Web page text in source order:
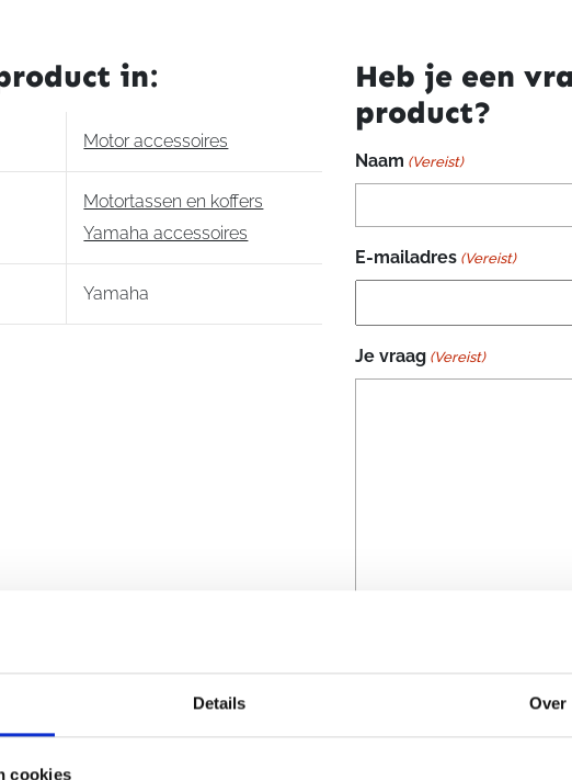
Details Over
cookies
aantal
in:
Motor accessoires
Motortassen en koffers
Yamaha accessoires
Yamaha
Heb je een
product?
Naam (Vereist)
E-mailadres (Vereist)
Je vraag (Vereist)
CAPTCHA